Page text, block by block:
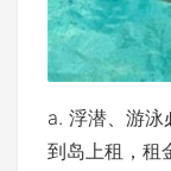
a. 浮潜、游泳
到岛上租，租